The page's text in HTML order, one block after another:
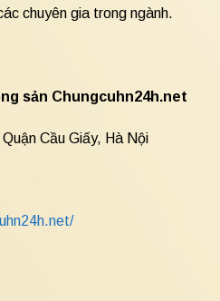
chuyên gia trong ngành.
sản Chungcuhn24h.net
Cầu Giấy, Hà Nội